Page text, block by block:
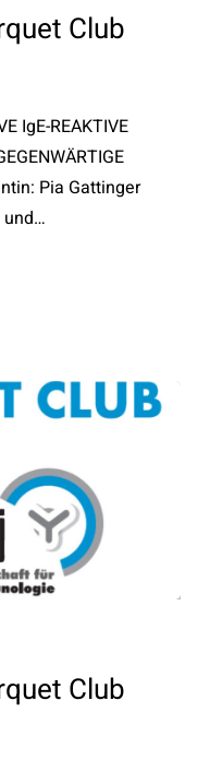
Club
IgE-REAKTIVE
Pia Gattinger
und…
Club